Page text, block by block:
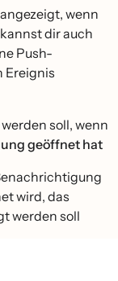
wenn
dir auch
Push-
Ereignis
soll, wenn
geöffnet hat
wird, das
werden soll